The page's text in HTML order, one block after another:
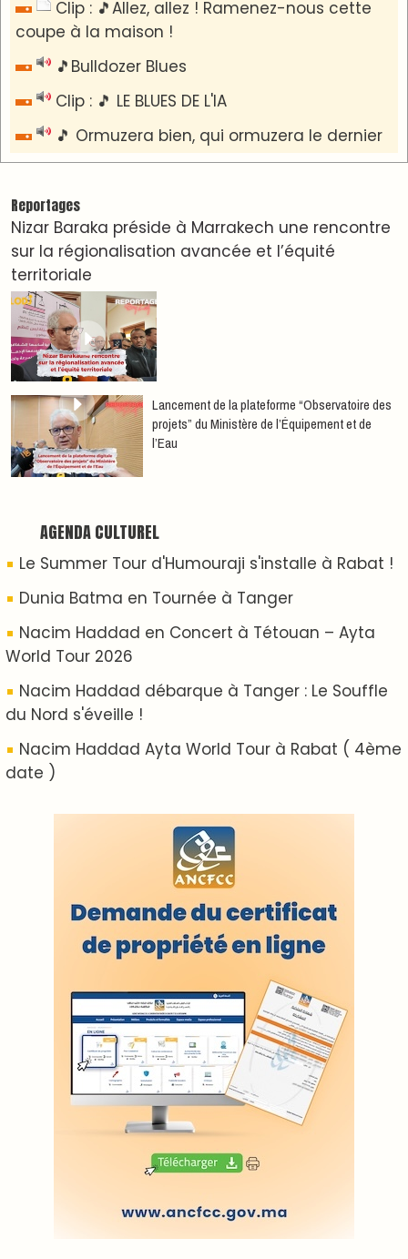
projets” du Ministère de l’Équipement et de
l’Eau
AGENDA CULTUREL
Le Summer Tour d'Humouraji s'installe à Rabat !
Nacim Haddad en Concert à Tétouan – Ayta
World Tour 2026
Nacim Haddad débarque à Tanger : Le Souffle
du Nord s'éveille !
Nacim Haddad Ayta World Tour à Rabat ( 4ème
date )
ABOUT US
A propos de L'ODJ
VOS CONTRIBUTIONS
Proposer votre article
LODJ VIDÉO
L'ODJ LIVE TV
LODJ AUDIO
WEB RADIO R212
Copyright © 2022 Groupe de presse Arrissala
Ce site utilise Google Analytics. En continuant à naviguer, vous nous
autorisez à déposer un cookie à des fins de mesure d'audience
Plan du site| Syndication